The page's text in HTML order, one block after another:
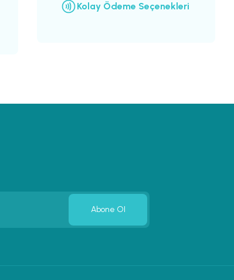
Kolay Ödeme Seçenekleri
Abone Ol